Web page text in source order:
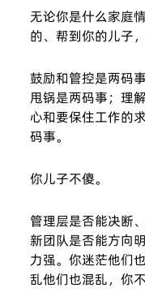
无论你是什么家庭
的、帮到你的儿子
鼓励和管控是两码
甩锅是两码事；理
心和要保住工作的
码事。
你儿子不傻。
管理层是否能决断
新团队是否能方向
力强。你迷茫他们
乱他们也混乱，你